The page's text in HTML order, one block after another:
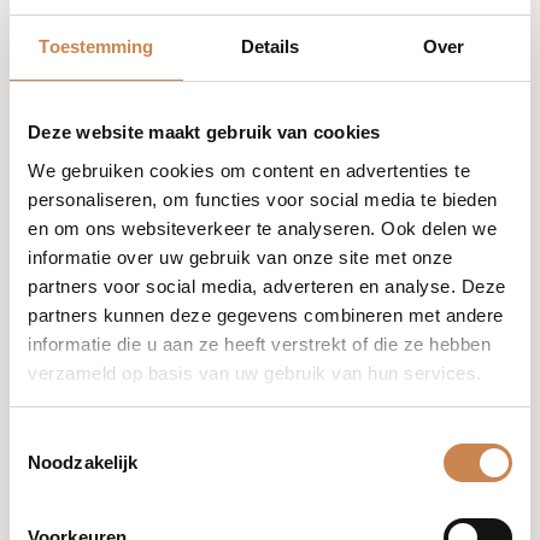
Toestemming Details Over
Deze website maakt gebruik van cookies
We gebruiken cookies om content en advertenties te
personaliseren, om functies voor social media te bieden
en om ons websiteverkeer te analyseren. Ook delen we
informatie over uw gebruik van onze site met onze
partners voor social media, adverteren en analyse. Deze
partners kunnen deze gegevens combineren met andere
informatie die u aan ze heeft verstrekt of die ze hebben
verzameld op basis van uw gebruik van hun services.
Noodzakelijk
Glacial white hydra-pure
precious elixir – 50ml
Ingrediënten
Witte
kaviaar-extract, biologische
baobabolie, camelia-olie, kostbare
edelstenen, vitamine E, uv-filters.
Voordelen